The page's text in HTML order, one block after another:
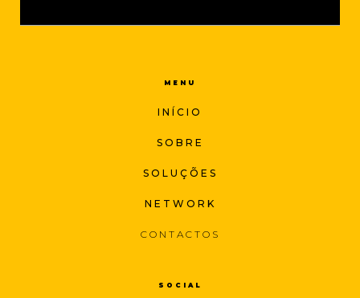
MENU
INÍCIO
SOBRE
SOLUÇÕES
NETWORK
CONTACTOS
SOCIAL